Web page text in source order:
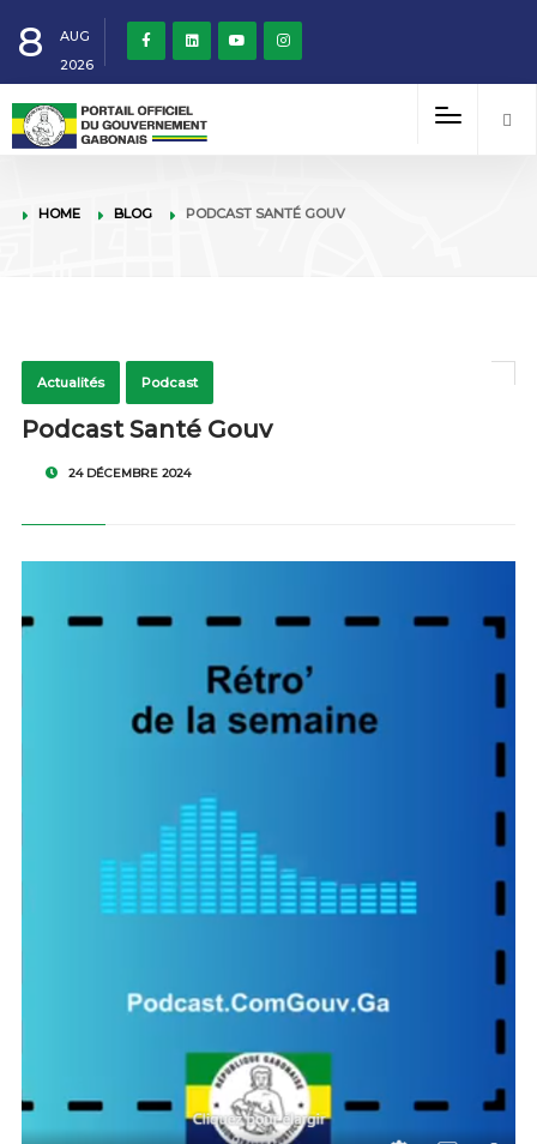
8
AUG
2026
HOME BLOG PODCAST SANTÉ GOUV
Actualités Podcast
Podcast Santé Gouv
24 DÉCEMBRE 2024